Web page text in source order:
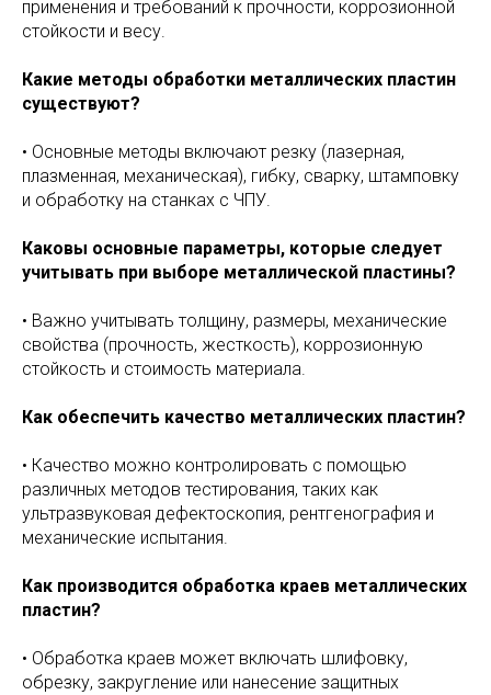
применения и требований к прочности, коррозионной
стойкости и весу.
Какие методы обработки металлических пластин
существуют?
• Основные методы включают резку (лазерная,
плазменная, механическая), гибку, сварку, штамповку
и обработку на станках с ЧПУ.
Каковы основные параметры, которые следует
учитывать при выборе металлической пластины?
• Важно учитывать толщину, размеры, механические
свойства (прочность, жесткость), коррозионную
стойкость и стоимость материала.
Как обеспечить качество металлических пластин?
• Качество можно контролировать с помощью
различных методов тестирования, таких как
ультразвуковая дефектоскопия, рентгенография и
механические испытания.
Как производится обработка краев металлических
пластин?
• Обработка краев может включать шлифовку,
обрезку, закругление или нанесение защитных